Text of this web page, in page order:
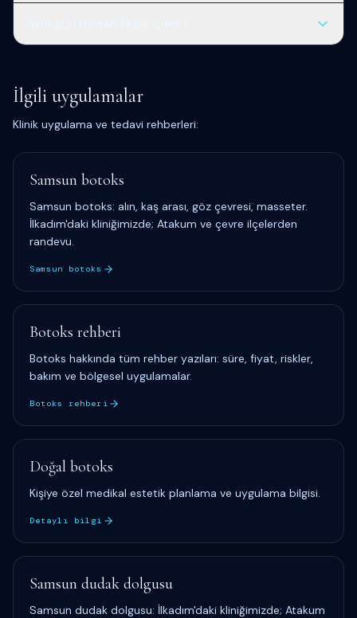
İlgili uygulamalar
Klinik uygulama ve tedavi rehberleri:
Samsun botoks
Samsun botoks: alın, kaş arası, göz çevresi, masseter.
İlkadım'daki kliniğimizde; Atakum ve çevre ilçelerden
randevu.
Samsun botoks
Botoks rehberi
Botoks hakkında tüm rehber yazıları: süre, fiyat, riskler,
bakım ve bölgesel uygulamalar.
Botoks rehberi
Doğal botoks
Kişiye özel medikal estetik planlama ve uygulama bilgisi.
Detaylı bilgi
Samsun dudak dolgusu
Samsun dudak dolgusu: İlkadım'daki kliniğimizde; Atakum